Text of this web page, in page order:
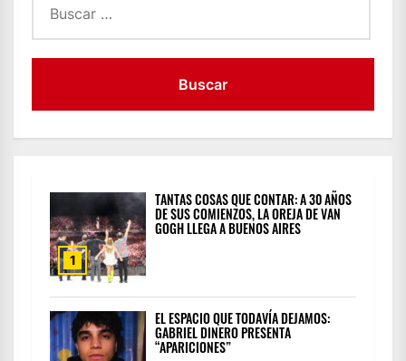
1
TANTAS COSAS QUE CONTAR: A 30 AÑOS
DE SUS COMIENZOS, LA OREJA DE VAN
GOGH LLEGA A BUENOS AIRES
EL ESPACIO QUE TODAVÍA DEJAMOS:
GABRIEL DINERO PRESENTA
“APARICIONES”